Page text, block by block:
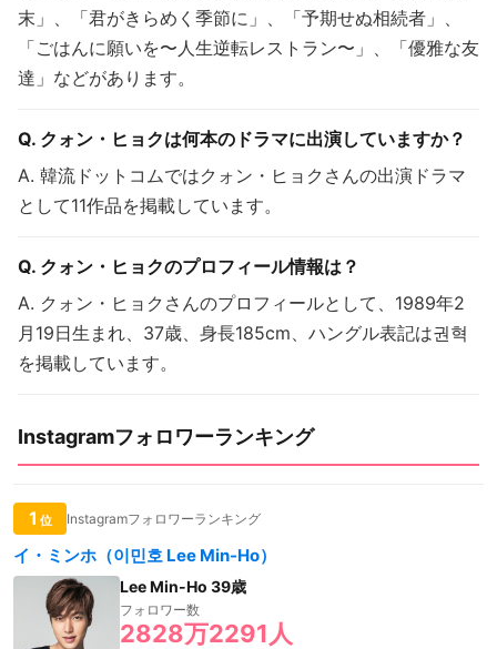
末」、「君がきらめく季節に」、「予期せぬ相続者」、
「ごはんに願いを〜人生逆転レストラン〜」、「優雅な友
達」などがあります。
Q. クォン・ヒョクは何本のドラマに出演していますか？
A. 韓流ドットコムではクォン・ヒョクさんの出演ドラマ
として11作品を掲載しています。
Q. クォン・ヒョクのプロフィール情報は？
A. クォン・ヒョクさんのプロフィールとして、1989年2
月19日生まれ、37歳、身長185cm、ハングル表記は권혁
を掲載しています。
Instagramフォロワーランキング
1 位 Instagramフォロワーランキング
イ・ミンホ（이민호 Lee Min-Ho）
Lee Min-Ho 39歳
フォロワー数
2828万2291人